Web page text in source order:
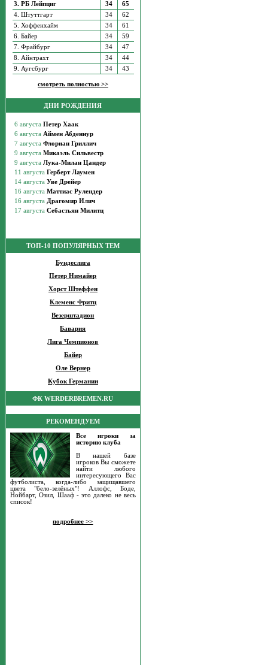
3. РБ Лейпциг
34
65
4. Штуттгарт
34
62
5. Хоффенхайм
34
61
6. Байер
34
59
7. Фрайбург
34
47
8. Айнтрахт
34
44
9. Аугсбург
34 43
смотреть полностью >>
ДНИ РОЖДЕНИЯ
ТОП-10 ПОПУЛЯРНЫХ ТЕМ
Бундеслига
Петер Нимайер
Хорст Штеффен
Клеменс Фритц
Везерштадион
Бавария
Лига Чемпионов
Байер
Оле Вернер
Кубок Германии
ФК WERDERBREMEN.RU
РЕКОМЕНДУЕМ
Все игроки за
историю клуба
В нашей базе
игроков Вы сможете
найти любого
интересующего Вас
футболиста, когда-либо защищавшего
цвета "бело-зелёных"! Аллофс, Боде,
Нойбарт, Озил, Шааф - это далеко не весь
список!
подробнее >>